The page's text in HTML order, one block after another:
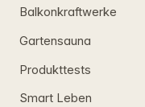
Balkonkraftwerke
Gartensauna
Produkttests
Smart Leben